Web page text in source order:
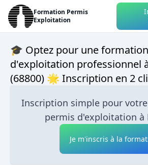
Formation Permis
Exploitation
🎓 Optez pour une
d'exploitation professionnel
(68800) 🌟 Inscription en 2
Inscription simple pour
permis d'exploitation à
Je m'inscris à la